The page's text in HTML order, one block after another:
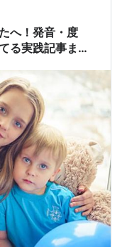
へ！発音・度
る実践記事まと